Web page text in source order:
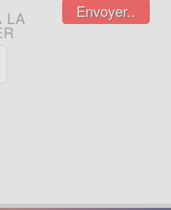
LA Envoyer..